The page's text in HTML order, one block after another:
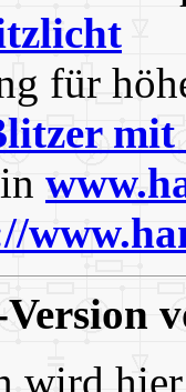
für
mit
wird